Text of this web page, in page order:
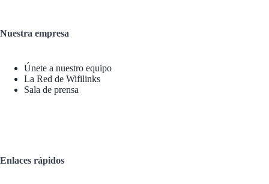
Nuestra empresa
Únete a nuestro equipo
La Red de Wifilinks
Sala de prensa
Enlaces rápidos